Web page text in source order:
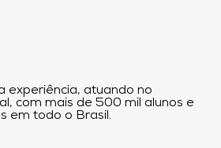
experiência, atuando no
com mais de 500 mil alunos e
em todo o Brasil.